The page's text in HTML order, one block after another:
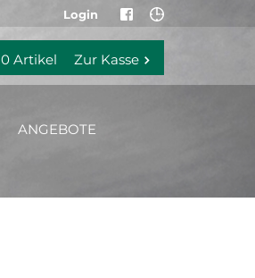
Login
0 Artikel Zur Kasse
ANGEBOTE